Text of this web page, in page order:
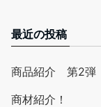
最近の投稿
商品紹介 第2弾
商材紹介！